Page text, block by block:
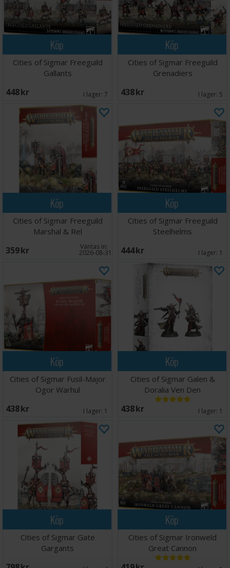
Köp
Cities of Sigmar Freeguild
Gallants
448 SEK I lager: 7
Köp
Cities of Sigmar Freeguild
Grenadiers
438 SEK I lager: 5
Köp
Cities of Sigmar Freeguild
Marshal & Rel
359 SEK Väntas in:
2026-08-31
Köp
Cities of Sigmar Freeguild
Steelhelms
444 SEK I lager: 1
Köp
Cities of Sigmar Fusil-Major
Ogor Warhul
438 SEK I lager: 1
Köp
Cities of Sigmar Galen &
Doralia Ven Den
438 SEK I lager: 1
Köp
Cities of Sigmar Gate
Gargants
Köp
Cities of Sigmar Ironweld
Great Cannon